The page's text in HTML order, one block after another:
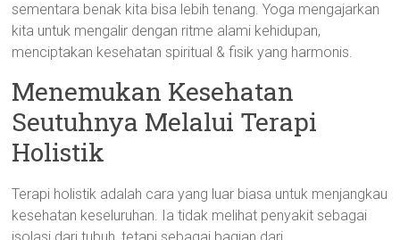
sementara benak kita bisa lebih tenang. Yoga mengajarkan
kita untuk mengalir dengan ritme alami kehidupan,
menciptakan kesehatan spiritual & fisik yang harmonis.
Menemukan Kesehatan
Seutuhnya Melalui Terapi
Holistik
Terapi holistik adalah cara yang luar biasa untuk menjangkau
kesehatan keseluruhan. Ia tidak melihat penyakit sebagai